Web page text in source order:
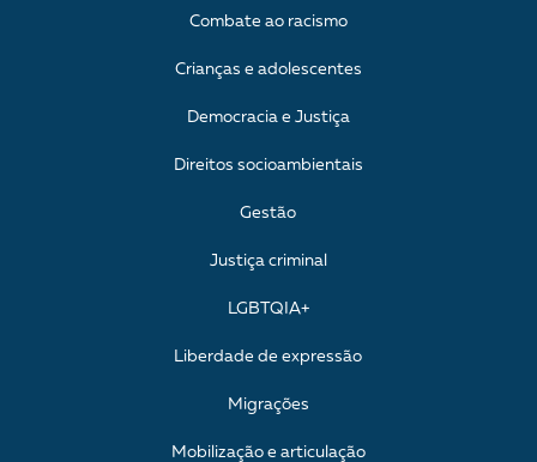
Combate ao racismo
Crianças e adolescentes
Democracia e Justiça
Direitos socioambientais
Gestão
Justiça criminal
LGBTQIA+
Liberdade de expressão
Migrações
Mobilização e articulação